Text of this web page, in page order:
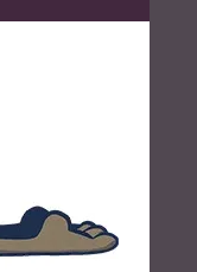
hinzugeben.